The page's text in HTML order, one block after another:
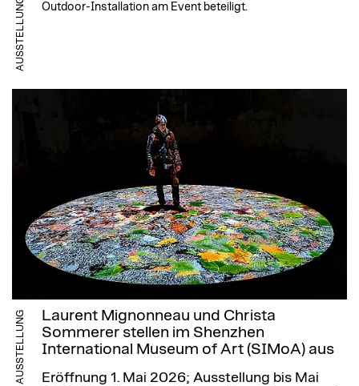
Outdoor-Installation am Event beteiligt.
AUSSTELLUNG
Laurent Mignonneau und Christa
Sommerer stellen im Shenzhen
International Museum of Art (SIMoA) aus
Eröffnung 1. Mai 2026; Ausstellung bis Mai